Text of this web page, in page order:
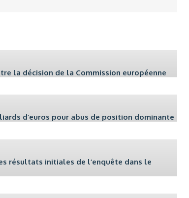
la décision de la Commission européenne
d’euros pour abus de position dominante
résultats initiales de l’enquête dans le